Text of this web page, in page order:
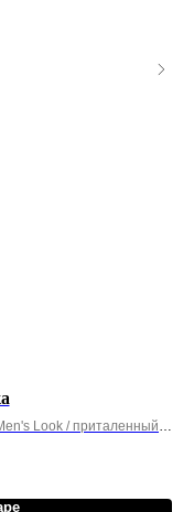
Look / приталенный